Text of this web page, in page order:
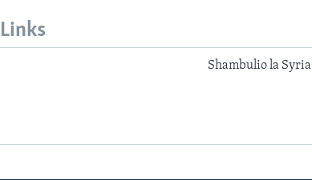
Links
Shambulio la Syria